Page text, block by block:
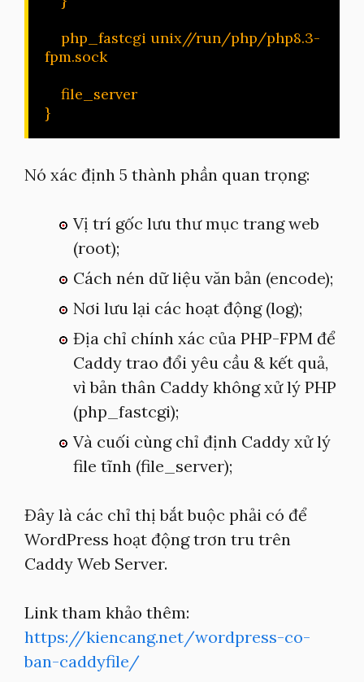
fpm.sock
}
Nó xác định 5 thành phần quan trọng:
Vị trí gốc lưu thư mục trang web
(root);
Cách nén dữ liệu văn bản (encode);
Nơi lưu lại các hoạt động (log);
Địa chỉ chính xác của PHP-FPM để
Caddy trao đổi yêu cầu & kết quả,
vì bản thân Caddy không xử lý PHP
(php_fastcgi);
Và cuối cùng chỉ định Caddy xử lý
file tĩnh (file_server);
Đây là các chỉ thị bắt buộc phải có để
WordPress hoạt động trơn tru trên
Caddy Web Server.
Link tham khảo thêm:
https://kiencang.net/wordpress-co-
ban-caddyfile/